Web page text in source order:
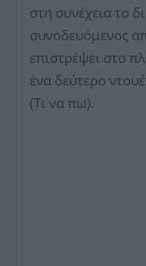
στη συνέχεια το
συνοδευόμενος
επιστρέψει στο
ένα δεύτερο
(Τι να πω).